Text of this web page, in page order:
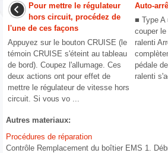
Pour mettre le régulateur
hors circuit, procédez de
l'une de ces façons
Appuyez sur le bouton CRUISE (le
témoin CRUISE s'éteint au tableau
de bord). Coupez l'allumage. Ces
deux actions ont pour effet de
mettre le régulateur de vitesse hors
circuit. Si vous vo ...
Auto-
■ Type A
couper
ralenti
pédale
ralenti
Autres materiaux:
Procédures de réparation
Contrôle Remplacement du boîtier EMS 1.